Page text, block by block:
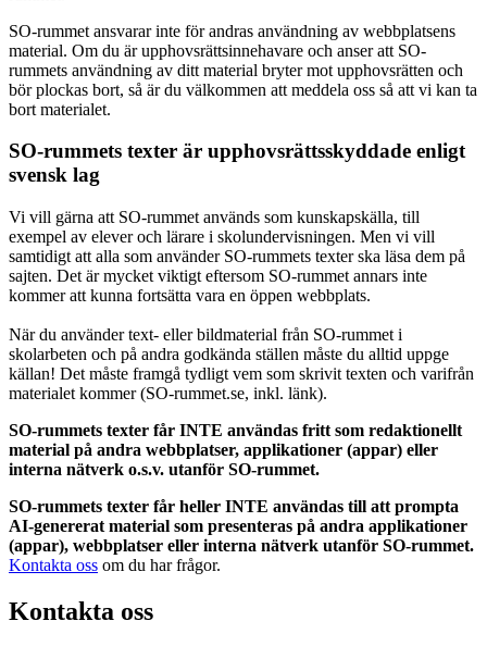
SO-rummet ansvarar inte för andras användning av webbplatsens
material. Om du är upphovsrättsinnehavare och anser att SO-
rummets användning av ditt material bryter mot upphovsrätten och
bör plockas bort, så är du välkommen att meddela oss så att vi kan ta
bort materialet.
SO-rummets texter är upphovsrättsskyddade enligt
svensk lag
Vi vill gärna att SO-rummet används som kunskapskälla, till
exempel av elever och lärare i skolundervisningen. Men vi vill
samtidigt att alla som använder SO-rummets texter ska läsa dem på
sajten. Det är mycket viktigt eftersom SO-rummet annars inte
kommer att kunna fortsätta vara en öppen webbplats.
När du använder text- eller bildmaterial från SO-rummet i
skolarbeten och på andra godkända ställen måste du alltid uppge
källan! Det måste framgå tydligt vem som skrivit texten och varifrån
materialet kommer (SO-rummet.se, inkl. länk).
SO-rummets texter får INTE användas fritt som redaktionellt
material på andra webbplatser, applikationer (appar) eller
interna nätverk o.s.v. utanför SO-rummet.
SO-rummets texter får heller INTE användas till att prompta
AI-genererat material som presenteras på andra applikationer
(appar), webbplatser eller interna nätverk utanför SO-rummet.
Kontakta oss om du har frågor.
Kontakta oss